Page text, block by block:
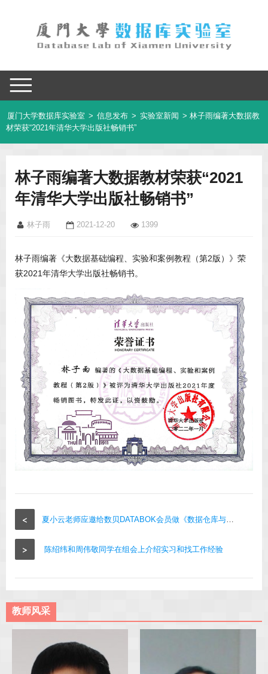
厦门大学数据库实验室 > 信息发布 > 实验室新闻 > 林子雨编著大数据教
材荣获“2021年清华大学出版社畅销书”
林子雨编著大数据教材荣获“2021
年清华大学出版社畅销书”
林子雨 2021-12-20 1399
林子雨编著《大数据基础编程、实验和案例教程（第2版）》荣
获2021年清华大学出版社畅销书。
< 夏小云老师应邀给数贝DATABOK会员做《数据仓库与商务智能》分享
> 陈绍纬和周伟敬同学在组会上介绍实习和找工作经验
教师风采